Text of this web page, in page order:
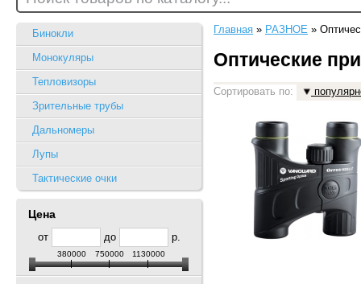
Бинокли
Монокуляры
Тепловизоры
Зрительные трубы
Дальномеры
Лупы
Тактические очки
Цена
от до р.
380000 750000 1130000
Главная » РАЗНОЕ »
Оптические
Сортировать по: